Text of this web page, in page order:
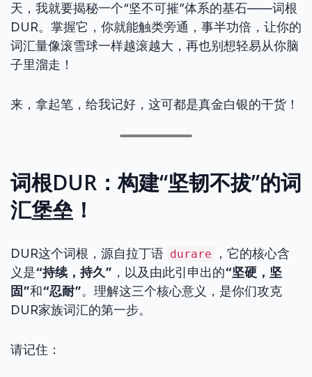
天，我就要揭秘一个“坚不可摧”体系的基石——词根
DUR。掌握它，你就能触类旁通，事半功倍，让你的
词汇量像滚雪球一样越滚越大，再也别想轻易从你脑
子里溜走！
来，拿起笔，给我记好，这可都是真金白银的干货！
词根DUR：构建“坚韧不拔”的词
汇堡垒！
DUR这个词根，源自拉丁语 durare
，它的核心含
义是“持续，持久” ，以及由此引申出的“坚硬，坚
固”和“忍耐”。理解这三个核心意义，是你们攻克
DUR家族词汇的第一步。
请记住：